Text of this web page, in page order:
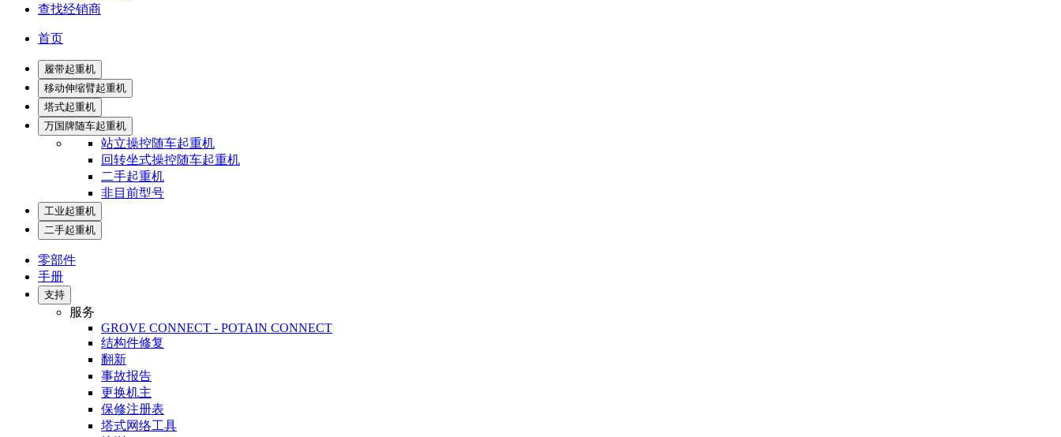
查找经销商
首页
履带起重机
移动伸缩臂起重机
塔式起重机
万国牌随车起重机
站立操控随车起重机
回转坐式操控随车起重机
二手起重机
非目前型号
工业起重机
二手起重机
零部件
手册
支持
服务
GROVE CONNECT - POTAIN CONNECT
结构件修复
翻新
事故报告
更换机主
保修注册表
塔式网络工具